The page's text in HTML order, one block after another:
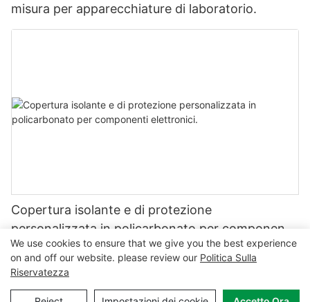
misura per apparecchiature di laboratorio.
Copertura isolante e di protezione
personalizzata in policarbonato per componenti
elettronici.
Copyright © 2026 MCL-www.mclpanel.com|Mappa del sito|
We use cookies to ensure that we give you the best experience
on and off our website. please review our Politica Sulla
Riservatezza